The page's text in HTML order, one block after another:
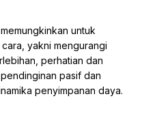
untuk
yakni mengurangi
perhatian dan
pasif dan
penyimpanan daya.